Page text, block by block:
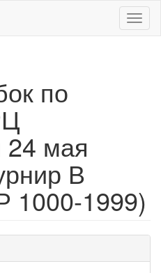
по
24 мая
В
1000-1999)